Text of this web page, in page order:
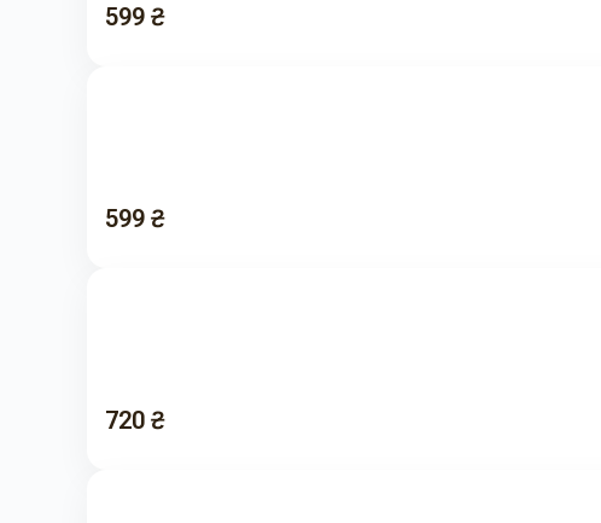
599 ₴
599 ₴
720 ₴